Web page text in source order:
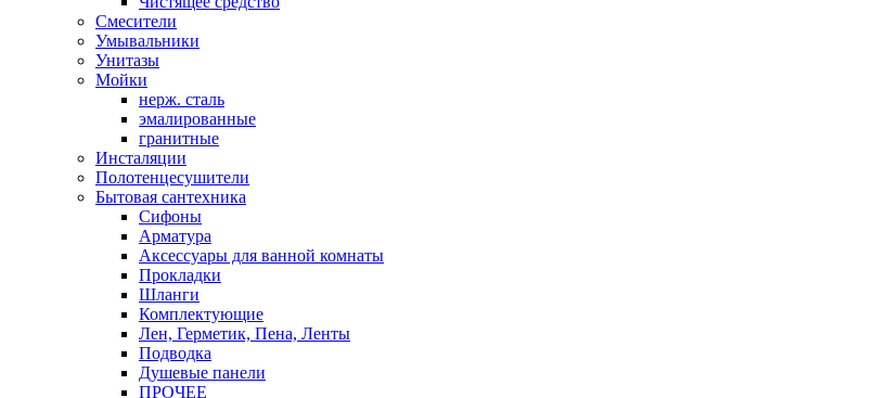
Смесители
Умывальники
Унитазы
Мойки
нерж. сталь
эмалированные
гранитные
Инсталяции
Полотенцесушители
Бытовая сантехника
Сифоны
Арматура
Аксессуары для ванной комнаты
Прокладки
Шланги
Комплектующие
Лен, Герметик, Пена, Ленты
Подводка
Душевые панели
ПРОЧЕЕ